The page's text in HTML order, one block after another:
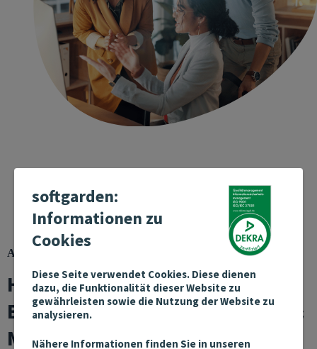
softgarden:
Informationen zu
Cookies
Diese Seite verwendet Cookies. Diese dienen
dazu, die Funktionalität dieser Website zu
gewährleisten sowie die Nutzung der Website zu
analysieren.
Nähere Informationen finden Sie in unseren
ARBEITGEBERBEWERTUNGEN DIGITALISIEREN
Heute unverzichtbar:
Bewertungen von Kandidaten &
Mitarbeitern